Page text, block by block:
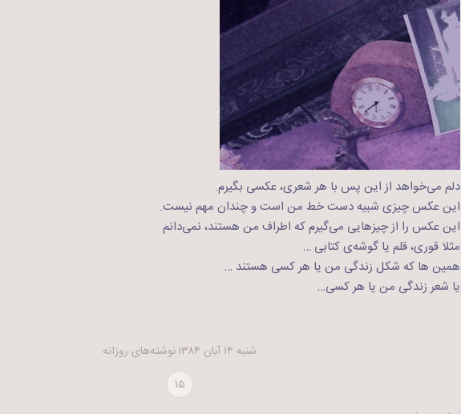
دلم می‌خواهد از این پس با هر شعری، عکسی بگیرم.
این عکس چیزی شبیه دست خط من است و چندان مهم نیست.
این عکس را از چیزهایی می‌گیرم که اطراف من هستند، نمی‌دانم
مثلا قوری، قلم یا گوشه‌ی کتابی …
همین ها که شکل زندگی من یا هر کسی هستند …
یا شعر زندگی من یا هر کسی…
شنبه ۱۴ آبان ۱۳۸۴
نوشته‌های روزانه
۱۵